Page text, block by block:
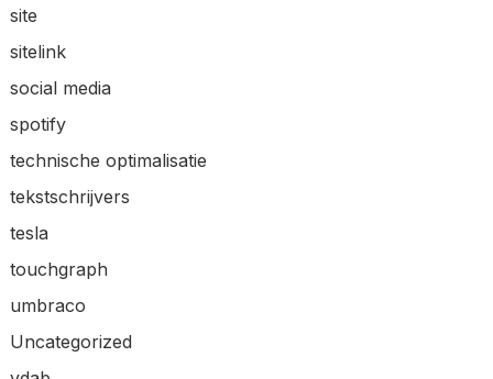
site
sitelink
social media
spotify
technische optimalisatie
tekstschrijvers
tesla
touchgraph
umbraco
Uncategorized